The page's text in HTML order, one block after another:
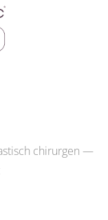
chirurgen —